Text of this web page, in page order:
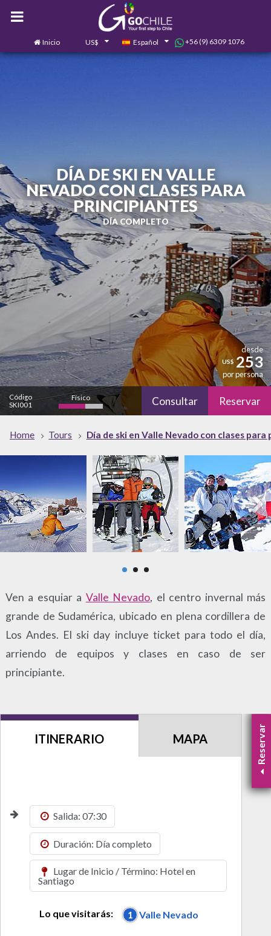
Inicio US$ Español +56 (9) 6309 1076
DÍA DE SKI EN VALLE
NEVADO CON CLASES PARA
PRINCIPIANTES
DÍA COMPLETO
desde
US$ 253
por persona
Código
SKI001
Físico
Naturaleza
Consultar Reservar
Home Tours Día de ski en Valle Nevado con clases
Ven a esquiar a Valle Nevado, el centro invernal más
grande de Sudamérica, ubicado en plena cordillera de
Los Andes. El ski day incluye ticket para todo el día,
arriendo de equipos y clases en caso de ser
principiante.
ITINERARIO MAPA
Salida: 07:30
Duración: Día completo
Lugar de Inicio / Término: Hotel en
Santiago
Lo que visitarás: 1 Valle Nevado
Reservar